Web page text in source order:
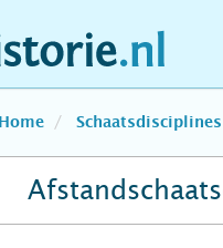
Home Schaatsdisciplines